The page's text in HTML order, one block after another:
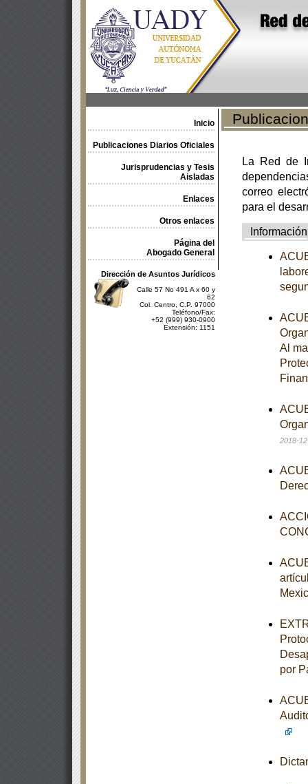
Inicio
Publicaciones Diarios Oficiales
Jurisprudencias y Tesis
Aisladas
Enlaces
Otros enlaces
Página del
Abogado General
Dirección de Asuntos Jurídicos
Calle 57 No 491 A x 60 y
62
Col. Centro, C.P. 97000
Teléfono/Fax:
+52 (999) 930-0900
Extensión: 1151
La Red de
correo
para el
Información
Al
2018-
por